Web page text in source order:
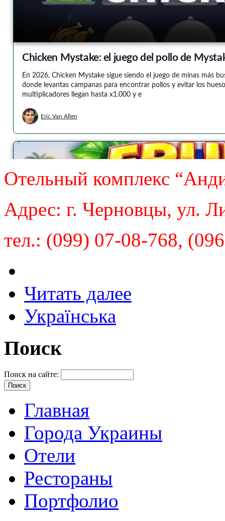
Отельный комплекс
Адрес: г. Черновцы, ул.
тел.: (099) 07-08-768,
Читать далее
Українська
Поиск
Поиск на сайте:
Главная
Города Украины
Отели
Рестораны
Портфолио